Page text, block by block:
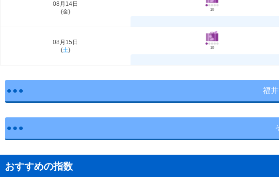
08月14日
(金) 10
08月15日
(土) 10
福
おすすめの指数